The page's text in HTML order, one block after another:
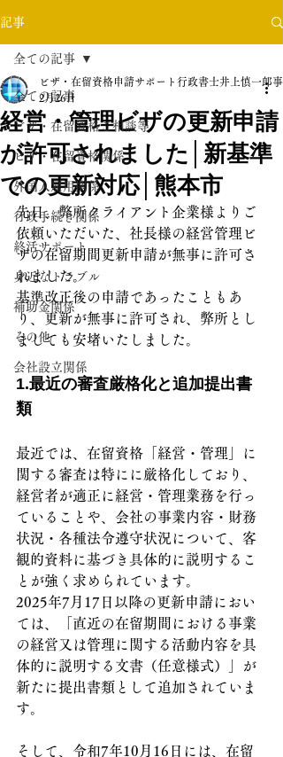
記事
全ての記事
ビザ・在留資格ご相談等
ビザ・在留資格関係
外国人雇用関係
行政手続き関係
終活サポート
身近なトラブル
補助金関係
その他
会社設立関係
全ての記事
経営・管理ビザの更新申請
が許可されました│新基準
での更新対応│熊本市
ビザ・在留資格申請サポート行政書士井上慎一郎事
2月26日
先日、弊所クライアント企業様よりご
依頼いただいた、社長様の経営管理ビ
ザの在留期間更新申請が無事に許可さ
れました。
基準改正後の申請であったこともあ
り、更新が無事に許可され、弊所とし
ましても安堵いたしました。
1.最近の審査厳格化と追加提出書
類
最近では、在留資格「経営・管理」に
関する審査は特にに厳格化しており、
経営者が適正に経営・管理業務を行っ
ていることや、会社の事業内容・財務
状況・各種法令遵守状況について、客
観的資料に基づき具体的に説明するこ
とが強く求められています。
2025年7月17日以降の更新申請におい
ては、「直近の在留期間における事業
の経営又は管理に関する活動内容を具
体的に説明する文書（任意様式）」が
新たに提出書類として追加されていま
す。
そして、令和7年10月16日には、在留